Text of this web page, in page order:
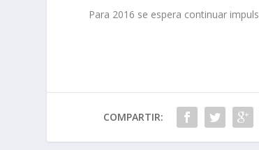
Para 2016 se espera continuar
COMPARTIR: